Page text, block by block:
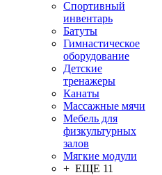
Спортивный
инвентарь
Батуты
Гимнастическое
оборудование
Детские
тренажеры
Канаты
Массажные мячи
Мебель для
физкультурных
залов
Мягкие модули
+ ЕЩЕ 11